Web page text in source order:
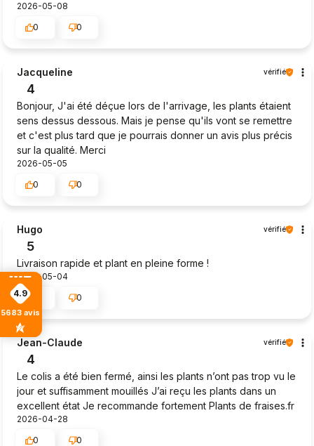
2026-05-08
0
0
Jacqueline vérifié
4
Bonjour, J'ai été déçue lors de l'arrivage, les plants étaient
sens dessus dessous. Mais je pense qu'ils vont se remettre
et c'est plus tard que je pourrais donner un avis plus précis
sur la qualité. Merci
2026-05-05
0
0
Hugo vérifié
5
Livraison rapide et plant en pleine forme !
2026-05-04
0
Jean-Claude vérifié
4
Le colis a été bien fermé, ainsi les plants n’ont pas trop vu le
jour et suffisamment mouillés J’ai reçu les plants dans un
excellent état Je recommande fortement Plants de fraises.fr
2026-04-28
0
0
4.9
5683 avis